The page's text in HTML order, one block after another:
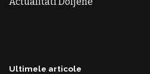
Ultimele articole